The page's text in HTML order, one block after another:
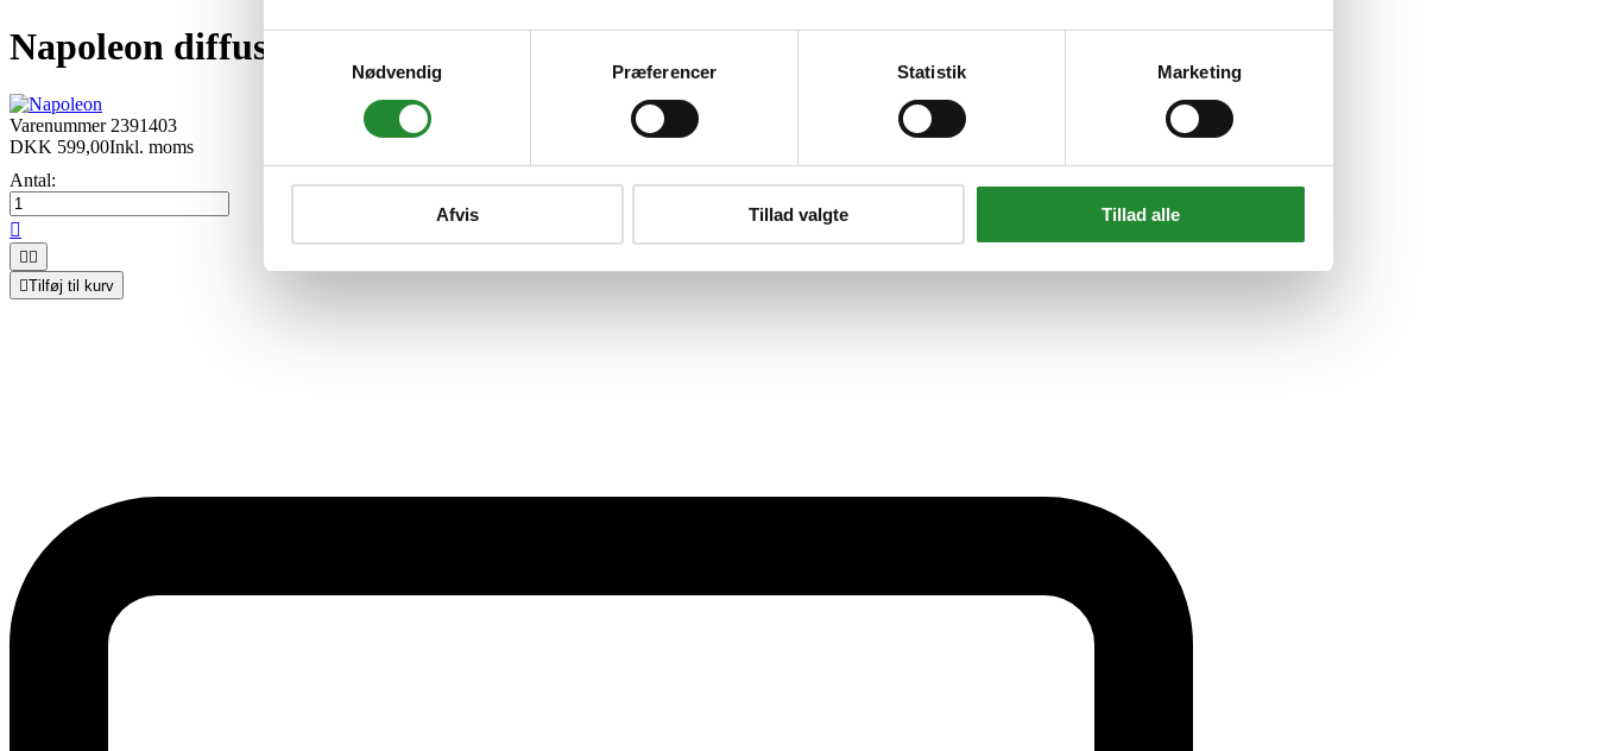
Samtykkevalg
Nødvendig
Præferencer Statistik Marketing
Afvis Tillad valgte Tillad alle
Napoleon diffuser/smoker til kulgrill
Varenummer 2391403
DKK 599,00Inkl. moms
Antal:

 
Tilføj til kurv